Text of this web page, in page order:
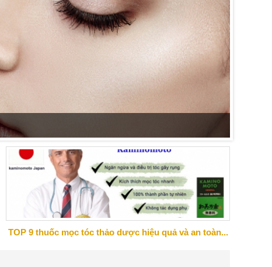
TOP 9 thuốc mọc tóc thảo dược hiệu quả và an toàn...